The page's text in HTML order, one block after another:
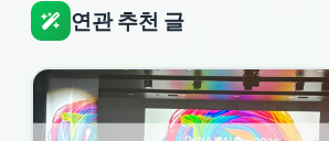
연관 추천 글